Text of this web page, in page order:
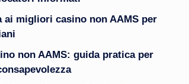
ai migliori casino non AAMS per
non AAMS: guida pratica per